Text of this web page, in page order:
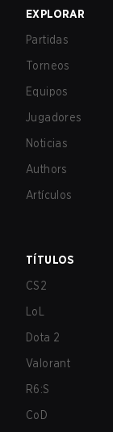
EXPLORAR
Partidas
Torneos
Equipos
Jugadores
Noticias
Authors
Artículos
TÍTULOS
CS2
LoL
Dota 2
Valorant
R6:S
CoD